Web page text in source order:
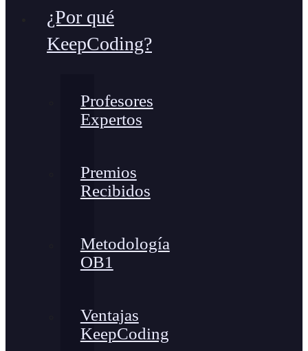
¿Por qué
KeepCoding?
Profesores
Expertos
Premios
Recibidos
Metodología
OB1
Ventajas
KeepCoding